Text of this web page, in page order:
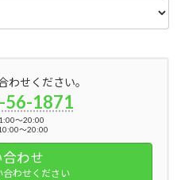
わせください。
56-1871
～20:00
～20:00
合わせ
合わせください